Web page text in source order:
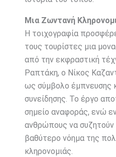
Μια Ζωντανή
Η τοιχογραφία
τους τουρίστες μια
από την εκφραστική
Ραπτάκη, ο Νίκος
ως σύμβολο έμπνευσης
συνείδησης. Το έργο
σημείο αναφοράς, ενώ
ανθρώπους να συζητούν
βαθύτερο νόημα της
κληρονομιάς.